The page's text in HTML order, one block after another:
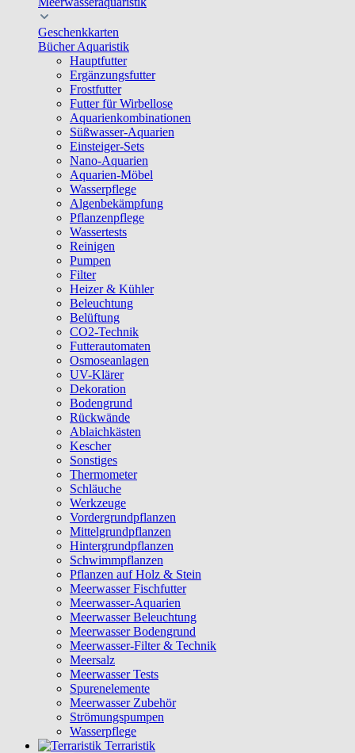
Geschenkkarten
Bücher Aquaristik
Hauptfutter
Ergänzungsfutter
Frostfutter
Futter für Wirbellose
Aquarienkombinationen
Süßwasser-Aquarien
Einsteiger-Sets
Nano-Aquarien
Aquarien-Möbel
Wasserpflege
Algenbekämpfung
Pflanzenpflege
Wassertests
Reinigen
Pumpen
Filter
Heizer & Kühler
Beleuchtung
Belüftung
CO2-Technik
Futterautomaten
Osmoseanlagen
UV-Klärer
Dekoration
Bodengrund
Rückwände
Ablaichkästen
Kescher
Sonstiges
Thermometer
Schläuche
Werkzeuge
Vordergrundpflanzen
Mittelgrundpflanzen
Hintergrundpflanzen
Schwimmpflanzen
Pflanzen auf Holz & Stein
Meerwasser Fischfutter
Meerwasser-Aquarien
Meerwasser Beleuchtung
Meerwasser Bodengrund
Meerwasser-Filter & Technik
Meersalz
Meerwasser Tests
Spurenelemente
Meerwasser Zubehör
Strömungspumpen
Wasserpflege
Terraristik